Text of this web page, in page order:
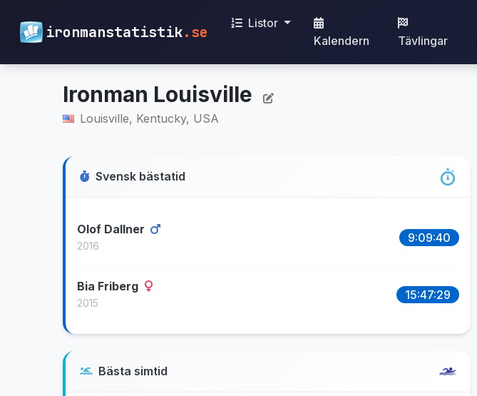
ironmanstatistik.se
Listor
Kalendern
Tävlingar
Ironman Louisville
Louisville, Kentucky, USA
Svensk bästatid
Olof Dallner
2016
9:09:40
Bia Friberg
2015
15:47:29
Bästa simtid